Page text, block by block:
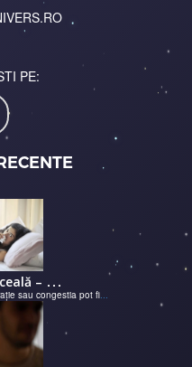
PE:
A
lergie sau răceală – cum îţi dai seama de ce suferi și de ce conteaz...
sau congestia pot fi